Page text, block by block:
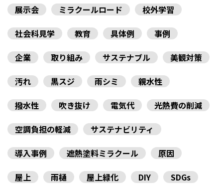
展示会
ミラクールロード
校外学習
社会科見学
教育 具体例
事例
企業
取り組み サステナブル
美観対策
汚れ
黒スジ 雨シミ
親水性
撥水性
吹き抜け 電気代
光熱費の削減
空調負担の軽減
サステナビリティ
導入事例
遮熱塗料ミラクール
原因
屋上
雨樋 屋上緑化 DIY
SDGs